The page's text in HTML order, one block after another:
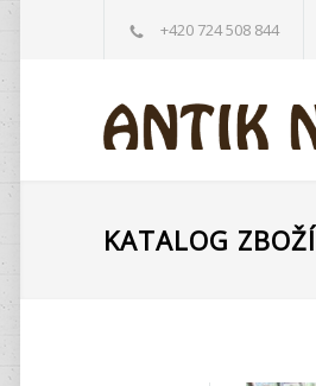
+420 724 508 844
KATALOG ZBOŽÍ